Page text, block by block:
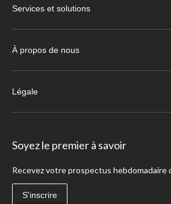
Services et solutions
À propos de nous
Légale
Soyez le premier à savoir
Recevez votre prospectus hebdomadaire
S'inscrire